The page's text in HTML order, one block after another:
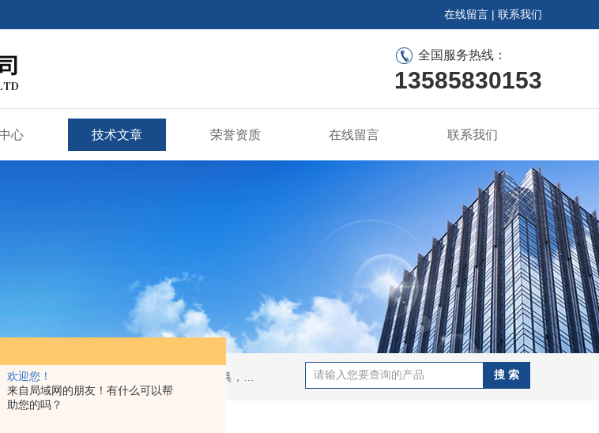
欢迎您！
来自局域网的朋友！有什么可以帮
助您的吗？
在线留言 | 联系我们
全国服务热线：
13585830153
心 技术文章 荣誉资质 在线留言 联系我们